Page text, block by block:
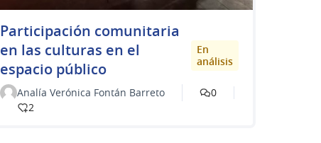
Participación comunitaria
en las culturas en el
espacio público
En
análisis
Analía Verónica Fontán Barreto
0
2